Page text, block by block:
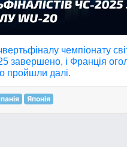
чемпіонату
завершено, і Франція
пройшли далі.
Японія